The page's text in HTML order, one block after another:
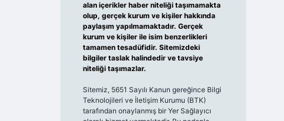
alan içerikler haber niteliği taşımamakta
olup, gerçek kurum ve kişiler hakkında
paylaşım yapılmamaktadır. Gerçek
kurum ve kişiler ile isim benzerlikleri
tamamen tesadüfidir. Sitemizdeki
bilgiler taslak halindedir ve tavsiye
niteliği taşımazlar.
Sitemiz, 5651 Sayılı Kanun gereğince Bilgi
Teknolojileri ve İletişim Kurumu (BTK)
tarafından onaylanmış bir Yer Sağlayıcı